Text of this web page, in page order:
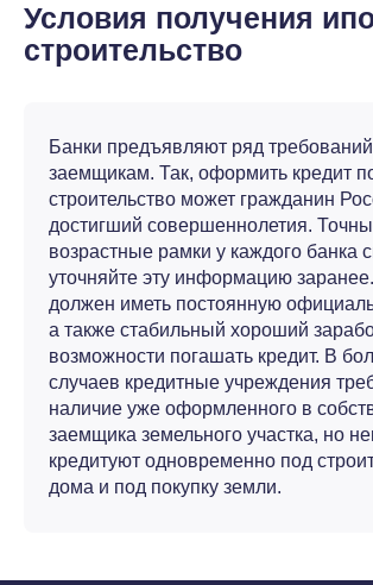
Условия получения
строительство
Банки предъявляют ряд
заемщикам. Так, оформить кредит
строительство может гражданин
достигший совершеннолетия.
возрастные рамки у каждого банка
уточняйте эту информацию
должен иметь постоянную
а также стабильный хороший
возможности погашать кредит. В
случаев кредитные учреждения
наличие уже оформленного в
заемщика земельного участка, но
кредитуют одновременно под
дома и под покупку земли.